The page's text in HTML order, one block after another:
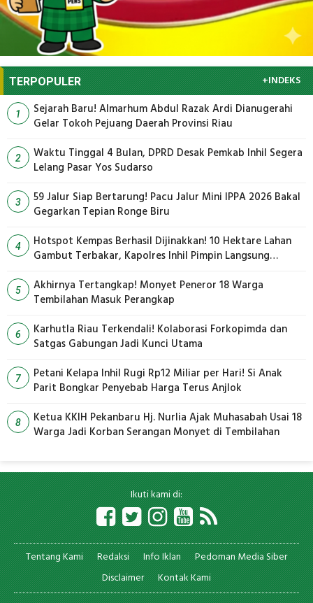
TERPOPULER +INDEKS
1
Sejarah Baru! Almarhum Abdul Razak Ardi Dianugerahi
Gelar Tokoh Pejuang Daerah Provinsi Riau
2
Waktu Tinggal 4 Bulan, DPRD Desak Pemkab Inhil Segera
Lelang Pasar Yos Sudarso
3
59 Jalur Siap Bertarung! Pacu Jalur Mini IPPA 2026 Bakal
Gegarkan Tepian Ronge Biru
4
Hotspot Kempas Berhasil Dijinakkan! 10 Hektare Lahan
Gambut Terbakar, Kapolres Inhil Pimpin Langsung
5
Akhirnya Tertangkap! Monyet Peneror 18 Warga
Tembilahan Masuk Perangkap
6
Karhutla Riau Terkendali! Kolaborasi Forkopimda dan
Satgas Gabungan Jadi Kunci Utama
7
Petani Kelapa Inhil Rugi Rp12 Miliar per Hari! Si Anak
Parit Bongkar Penyebab Harga Terus Anjlok
8
Ketua KKIH Pekanbaru Hj. Nurlia Ajak Muhasabah Usai 18
Warga Jadi Korban Serangan Monyet di Tembilahan
Ikuti kami di:
Tentang Kami Redaksi Info Iklan
Pedoman Media Siber
Disclaimer
Kontak Kami